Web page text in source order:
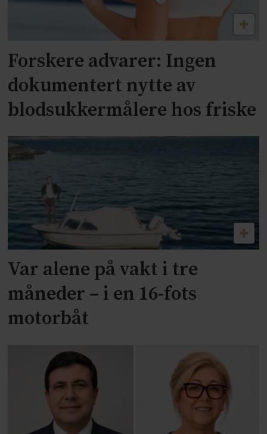
Forskere advarer: Ingen
dokumentert nytte av
blodsukkermålere hos friske
Var alene på vakt i tre
måneder – i en 16-fots
motorbåt